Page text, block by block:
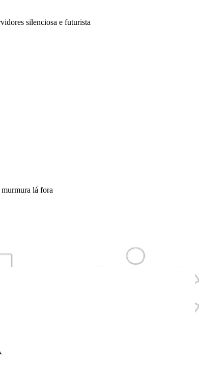
silenciosa e futurista
lá fora